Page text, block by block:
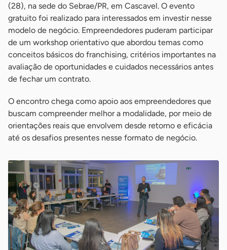
(28), na sede do Sebrae/PR, em Cascavel. O evento
gratuito foi realizado para interessados em investir nesse
modelo de negócio. Empreendedores puderam participar
de um workshop orientativo que abordou temas como
conceitos básicos do franchising, critérios importantes na
avaliação de oportunidades e cuidados necessários antes
de fechar um contrato.
O encontro chega como apoio aos empreendedores que
buscam compreender melhor a modalidade, por meio de
orientações reais que envolvem desde retorno e eficácia
até os desafios presentes nesse formato de negócio.